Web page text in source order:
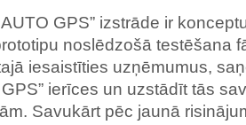
GPS” izstrāde ir
noslēdzošā testēšana
iesaistīties uzņēmumus,
ierīces un uzstādīt tās
Savukārt pēc jaunā